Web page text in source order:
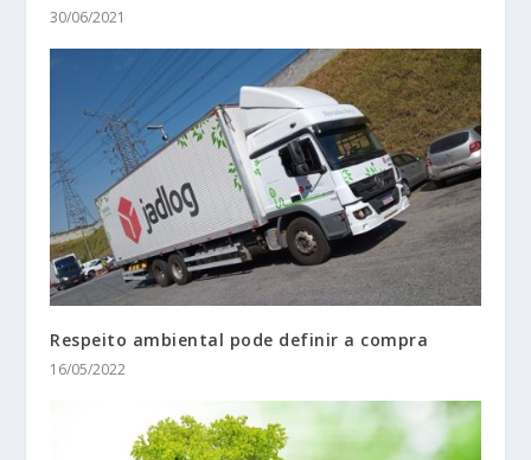
30/06/2021
Respeito ambiental pode definir a compra
16/05/2022